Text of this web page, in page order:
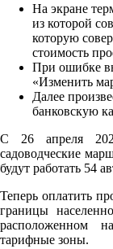
На экране
из которой
которую
стоимость
При ошибке
«Изменить
Далее
банковскую
С 26 апреля
садоводческие
будут работать 54
Теперь оплатить
границы
расположенном
тарифные зоны.